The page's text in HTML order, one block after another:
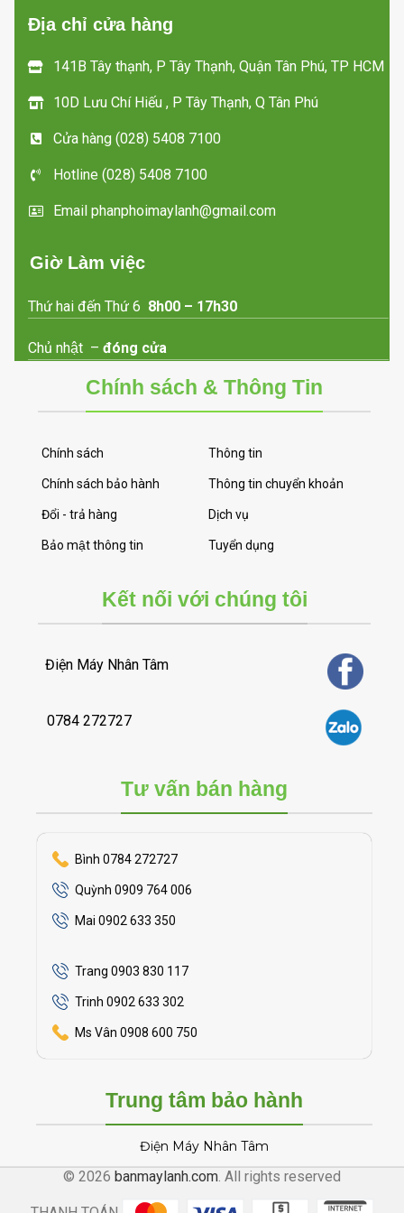
Địa chỉ cửa hàng
141B Tây thạnh, P Tây Thạnh, Quận Tân Phú, TP HCM
10D Lưu Chí Hiếu , P Tây Thạnh, Q Tân Phú
Cửa hàng (028) 5408 7100
Hotline (028) 5408 7100
Email phanphoimaylanh@gmail.com
Giờ Làm việc
Thứ hai đến Thứ 6 8h00 – 17h30
Chủ nhật –đóng cửa
Chính sách & Thông Tin
Chính sách
Chính sách bảo hành
Đổi - trả hàng
Bảo mật thông tin
Thông tin
Thông tin chuyển khoản
Dịch vụ
Tuyển dụng
Kết nối với chúng tôi
Điện Máy Nhân Tâm
0784 272727
Tư vấn bán hàng
Bình 0784 272727
Quỳnh 0909 764 006
Mai 0902 633 350
Trang 0903 830 117
Trinh 0902 633 302
Ms Vân 0908 600 750
Trung tâm bảo hành
Điện Máy Nhân Tâm
© 2026 banmaylanh.com. All rights reserved